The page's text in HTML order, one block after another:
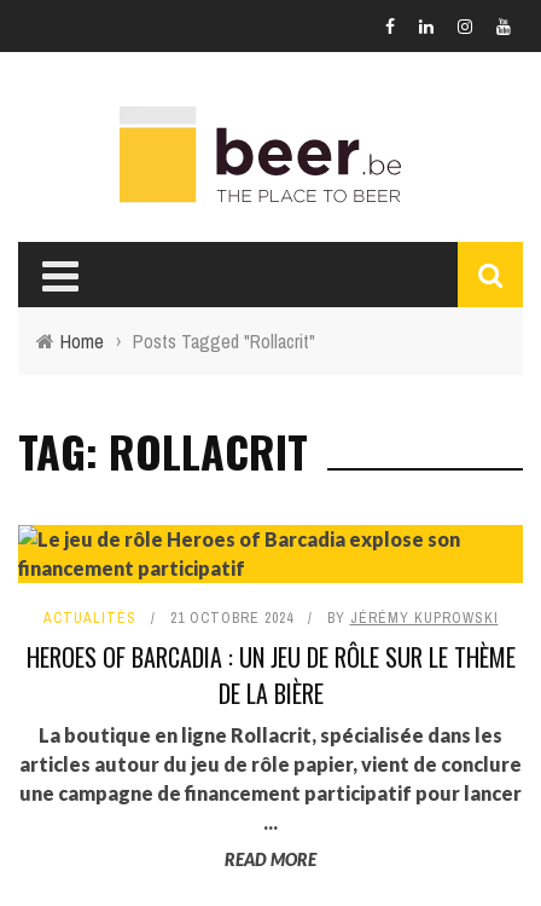
Home › Posts Tagged "Rollacrit"
TAG: ROLLACRIT
ACTUALITÉS 21 OCTOBRE 2024 BY JÉRÉMY KUPROWSKI
HEROES OF BARCADIA : UN JEU DE RÔLE SUR LE THÈME
DE LA BIÈRE
La boutique en ligne Rollacrit, spécialisée dans les
articles autour du jeu de rôle papier, vient de conclure
une campagne de financement participatif pour lancer
...
READ MORE